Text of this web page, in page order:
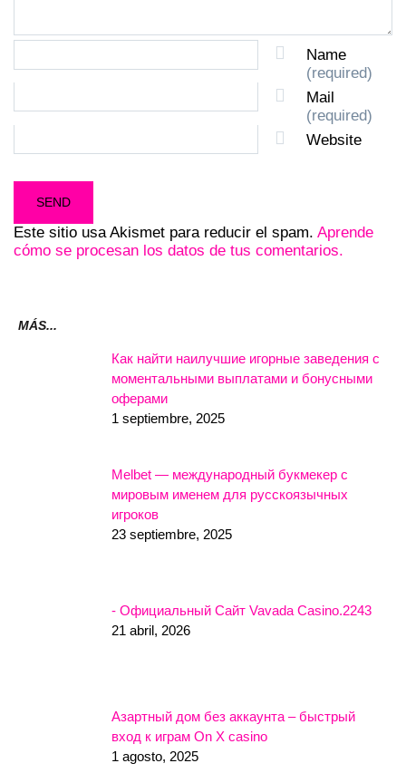
Name
(required)
Mail
(required)
Website
Este sitio usa Akismet para reducir el spam. Aprende
cómo se procesan los datos de tus comentarios.
MÁS...
Как найти наилучшие игорные заведения с
моментальными выплатами и бонусными
оферами
1 septiembre, 2025
Melbet — международный букмекер с
мировым именем для русскоязычных
игроков
23 septiembre, 2025
- Официальный Сайт Vavada Casino.2243
21 abril, 2026
Азартный дом без аккаунта – быстрый
вход к играм On X casino
1 agosto, 2025